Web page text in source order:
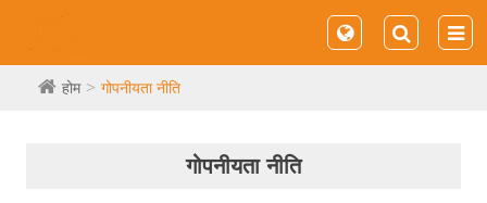
होम गोपनीयता नीति
गोपनीयता नीति